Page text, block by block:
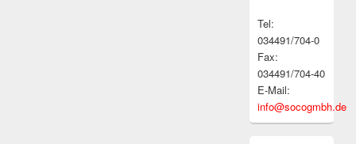
Tel:
034491/704-0
Fax:
034491/704-40
E-Mail:
info@socogmbh.de